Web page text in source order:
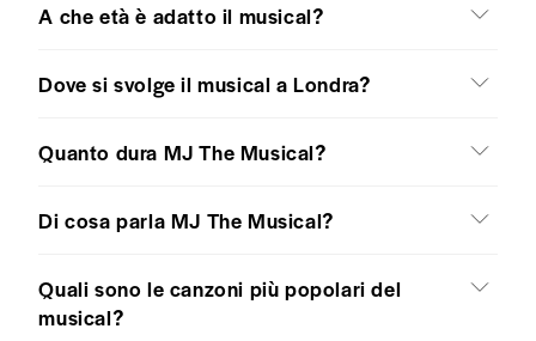
A che età è adatto il musical?
Dove si svolge il musical a Londra?
Quanto dura MJ The Musical?
Di cosa parla MJ The Musical?
Quali sono le canzoni più popolari del
musical?